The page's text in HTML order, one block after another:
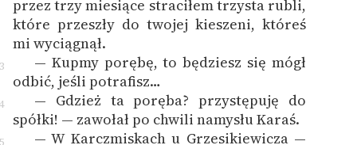
przez trzy miesiące straciłem trzysta rubli,
które przeszły do twojej kieszeni, któreś
mi wyciągnął.
— Kupmy porębę, to będziesz się mógł
odbić, jeśli potrafisz…
— Gdzież ta poręba? przystępuję do
spółki! — zawołał po chwili namysłu Karaś.
— W Karczmiskach u Grzesikiewicza —